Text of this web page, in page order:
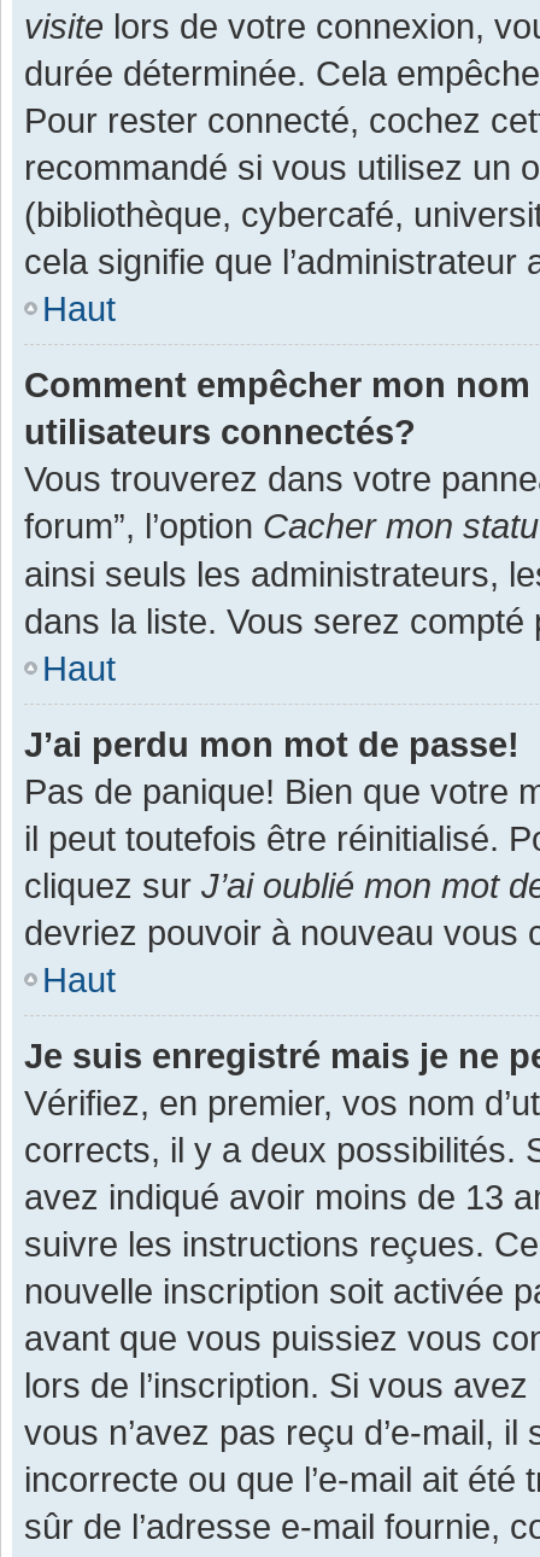
visite lors de votre connexion,
durée déterminée. Cela
Pour rester connecté, cochez
recommandé si vous utilisez un
(bibliothèque, cybercafé,
cela signifie que
Haut
Comment empêcher mon
utilisateurs connectés?
Vous trouverez dans votre
forum”, l’option Cacher mon
ainsi seuls les administrateurs,
dans la liste. Vous serez
Haut
J’ai perdu mon mot de passe!
Pas de panique! Bien que votre
il peut toutefois être réinitialisé.
cliquez sur J’ai oublié mon mot
devriez pouvoir à nouveau vous
Haut
Je suis enregistré mais je ne
Vérifiez, en premier, vos nom
corrects, il y a deux possibilités.
avez indiqué avoir moins de 13
suivre les instructions reçues.
nouvelle inscription soit activée
avant que vous puissiez vous
lors de l’inscription. Si vous
vous n’avez pas reçu d’e-mail,
incorrecte ou que l’e-mail ait
sûr de l’adresse e-mail fournie,